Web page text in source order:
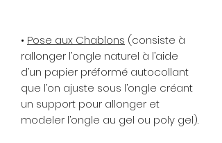
• Pose aux Chablons (consiste à
rallonger l’ongle naturel à l’aide
d’un papier préformé autocollant
que l’on ajuste sous l’ongle créant
un support pour allonger et
modeler l’ongle au gel ou poly gel).